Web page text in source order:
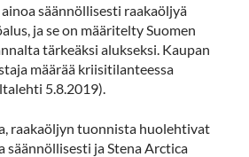
säännöllisesti raakaöljyä
ja se on määritelty Suomen
tärkeäksi alukseksi. Kaupan
määrää kriisitilanteessa
5.8.2019).
raakaöljyn tuonnista huolehtivat
säännöllisesti ja Stena Arctica